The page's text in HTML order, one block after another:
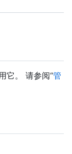
它。 请参阅“管